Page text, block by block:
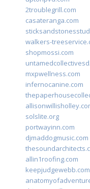
2troublegrill.com
casateranga.com
walkers-
shopmossi.com
mxpwellness.com
infernocanine.com
solslite.org
portwayinn.com
djmaddogmusic.com
allin1roofing.com
keepjudgewebb.com